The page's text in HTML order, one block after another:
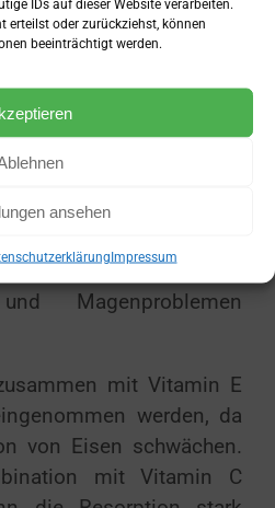
IDs auf dieser Website verarbeiten.
erteilst oder zurückziehst, können
beeinträchtigt werden.
ansehen
Impressum
Einzelpräparaten sollte
fettlöslichen Vitamine
Essen eingenommen
durch das Fett besser
da sie abends zu
Magenproblemen
mit Vitamin E
werden, da
von Eisen schwächen.
mit Vitamin C